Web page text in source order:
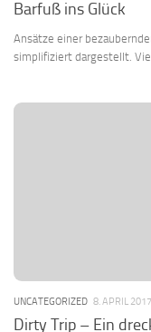
Barfuß ins Glück
Ansätze einer
simplifiziert dargestellt.
UNCATEGORIZED 8. APRIL 2017
Dirty Trip – Ein